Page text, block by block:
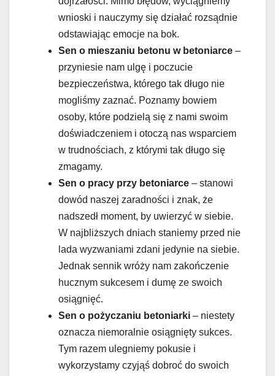
wnioski i nauczymy się działać rozsądnie
odstawiając emocje na bok.
Sen o mieszaniu betonu w betoniarce –
przyniesie nam ulgę i poczucie
bezpieczeństwa, którego tak długo nie
mogliśmy zaznać. Poznamy bowiem
osoby, które podzielą się z nami swoim
doświadczeniem i otoczą nas wsparciem
w trudnościach, z którymi tak długo się
zmagamy.
Sen o pracy przy betoniarce – stanowi
dowód naszej zaradności i znak, że
nadszedł moment, by uwierzyć w siebie.
W najbliższych dniach staniemy przed nie
lada wyzwaniami zdani jedynie na siebie.
Jednak sennik wróży nam zakończenie
hucznym sukcesem i dumę ze swoich
osiągnięć.
Sen o pożyczaniu betoniarki – niestety
oznacza niemoralnie osiągnięty sukces.
Tym razem ulegniemy pokusie i
wykorzystamy czyjąś dobroć do swoich